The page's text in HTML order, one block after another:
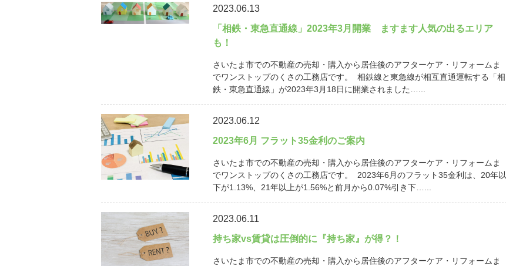
2023.06.13
「相鉄・東急直通線」2023年3月開業 ますます人気の出るエリア
も！
さいたま市での不動産の売却・購入から居住後のアフターケア・リフォームま
でワンストップのくさの工務店です。 相鉄線と東急線が相互直通運転する「相
鉄・東急直通線」が2023年3月18日に開業されました…...
2023.06.12
2023年6月 フラット35金利のご案内
さいたま市での不動産の売却・購入から居住後のアフターケア・リフォームま
でワンストップのくさの工務店です。 2023年6月のフラット35金利は、20年以
下が1.13%、21年以上が1.56%と前月から0.07%引き下…...
2023.06.11
持ち家vs賃貸は圧倒的に『持ち家』が得？！
さいたま市での不動産の売却・購入から居住後のアフターケア・リフォームま